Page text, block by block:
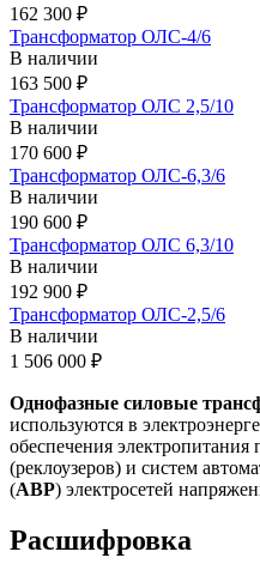
162 300 ₽
Трансформатор ОЛС-4/6
В наличии
163 500 ₽
Трансформатор ОЛС 2,5/10
В наличии
170 600 ₽
Трансформатор ОЛС-6,3/6
В наличии
190 600 ₽
Трансформатор ОЛС 6,3/10
В наличии
192 900 ₽
Трансформатор ОЛС-2,5/6
В наличии
1 506 000 ₽
Однофазные силовые
используются в
обеспечения
(реклоузеров) и систем
(АВР) электросетей
Расшифровка